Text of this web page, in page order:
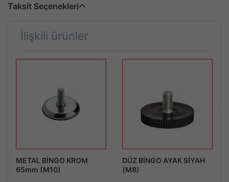
Taksit Seçenekleri
İlişkili ürünler
METAL BİNGO KROM
65mm (M10)
DÜZ BİNGO AYAK SİYAH
(M8)